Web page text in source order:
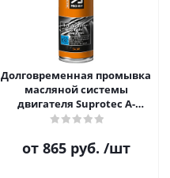
Долговременная промывка
масляной системы
двигателя Suprotec A-
Prohim
от 865 руб. /шт